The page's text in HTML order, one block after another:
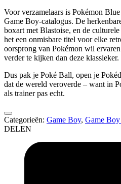
Voor verzamelaars is Pokémon
Game Boy-catalogus. De
boxart met Blastoise, en de
het een onmisbare titel voor elke
oorsprong van Pokémon wil
verder te kijken dan deze klassieker.
Dus pak je Poké Ball, open je
dat de wereld veroverde – want in
als trainer pas echt.
Categorieën: Game Boy, Game Boy
DELEN